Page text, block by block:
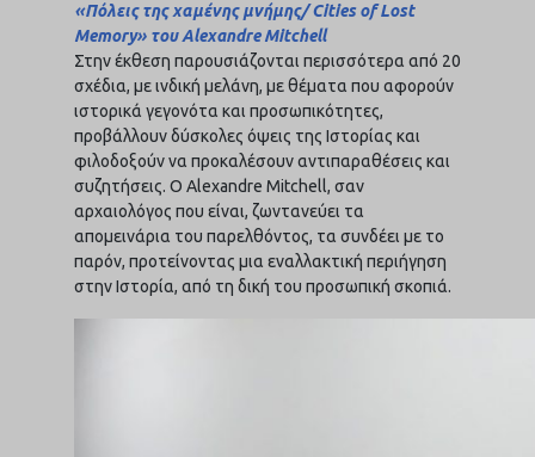
«Πόλεις της χαμένης μνήμης/ Cities of Lost
Memory» τουAlexandre Mitchell
Στην έκθεση παρουσιάζονται περισσότερα από 20
σχέδια, με ινδική μελάνη, με θέματα που αφορούν
ιστορικά γεγονότα και προσωπικότητες,
προβάλλουν δύσκολες όψεις της Ιστορίας και
φιλοδοξούν να προκαλέσουν αντιπαραθέσεις και
συζητήσεις. Ο Αlexandre Mitchell, σαν
αρχαιολόγος που είναι, ζωντανεύει τα
απομεινάρια του παρελθόντος, τα συνδέει με το
παρόν, προτείνοντας μια εναλλακτική περιήγηση
στην Ιστορία, από τη δική του προσωπική σκοπιά.